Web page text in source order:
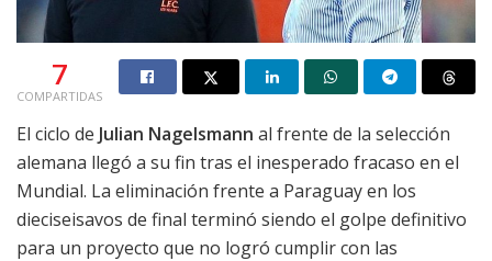
7
COMPARTIDAS
El ciclo de Julian Nagelsmann al frente de la selección
alemana llegó a su fin tras el inesperado fracaso en el
Mundial. La eliminación frente a Paraguay en los
dieciseisavos de final terminó siendo el golpe definitivo
para un proyecto que no logró cumplir con las